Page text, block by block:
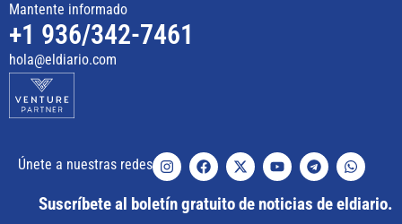
Mantente informado
+1 936/342-7461
hola@eldiario.com
Únete a nuestras redes
Suscríbete al boletín gratuito de noticias de eldiario.